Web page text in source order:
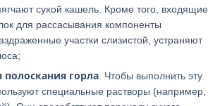
сухой кашель. Кроме того, входящие
для рассасывания компоненты
участки слизистой, устраняют
полоскания горла . Чтобы выполнить эту
специальные растворы (например,